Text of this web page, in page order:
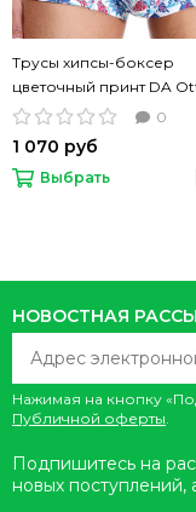
Трусы хипсы-боксер
цветочный принт DA
Print Men Trunk Color
0
1 070 руб
Выбрать
НОВОСТНАЯ
Нажимая на кнопку
Публичной оферты.
Подпишитесь на
новых поступлений,